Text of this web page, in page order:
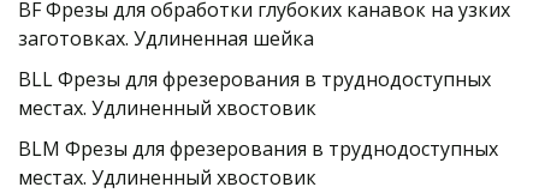
BF Фрезы для обработки глубоких канавок на узких
заготовках. Удлиненная шейка
BLL Фрезы для фрезерования в труднодоступных
местах. Удлиненный хвостовик
BLM Фрезы для фрезерования в труднодоступных
местах. Удлиненный хвостовик